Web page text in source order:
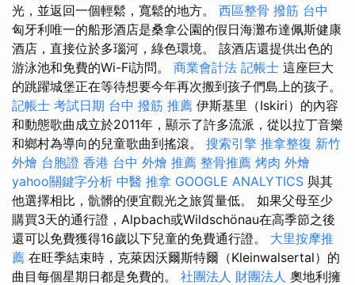
光，並返回一個輕鬆，寬鬆的地方。 西區整骨 撥筋 台中
匈牙利唯一的船形酒店是桑拿公園的假日海灘布達佩斯健康
酒店，直接位於多瑙河，綠色環境。 該酒店還提供出色的
游泳池和免費的Wi-Fi訪問。 商業會計法 記帳士 這座巨大
的跳躍城堡正在等待想要今年再次搬到孩子們島上的孩子。
記帳士 考試日期 台中 撥筋 推薦 伊斯基里（Iskiri）的內容
和動態歌曲成立於2011年，顯示了許多流派，從以拉丁音樂
和鄉村為導向的兒童歌曲到搖滾。 搜索引擎 推拿整復 新竹
外燴 台胞證 香港 台中 外燴 推薦 整骨推薦 烤肉 外燴
yahoo關鍵字分析 中醫 推拿 GOOGLE ANALYTICS 與其
他選擇相比，骯髒的便宜觀光之旅質量低。 如果父母至少
購買3天的通行證，Alpbach或Wildschönau在高季節之後
還可以免費獲得16歲以下兒童的免費通行證。 大里按摩推
薦 在旺季結束時，克萊因沃爾斯特爾（Kleinwalsertal）的
曲目每個星期日都是免費的。 社團法人 財團法人 奧地利擁